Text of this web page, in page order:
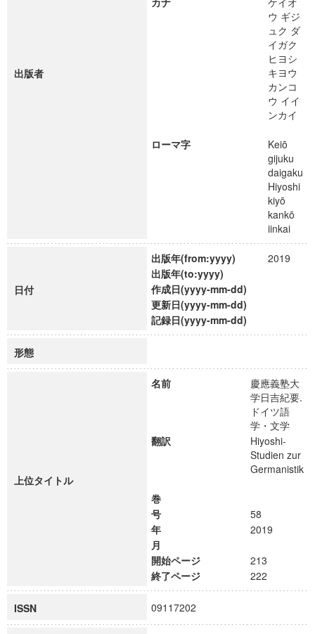
出版者
ウ ギジ
ュク ダ
イガク
ヒヨシ
キヨウ
カンコ
ウ イイ
ンカイ
ローマ字
Keiō
gijuku
daigaku
Hiyoshi
kiyō
kankō
iinkai
日付
出版年(from:yyyy)
2019
出版年(to:yyyy)
作成日(yyyy-mm-dd)
更新日(yyyy-mm-dd)
記録日(yyyy-mm-dd)
形態
上位タイトル
名前
慶應義塾大
学日吉紀要.
ドイツ語
学・文学
翻訳
Hiyoshi-
Studien zur
Germanistik
巻
号
58
年
2019
月
開始ページ
213
終了ページ
222
ISSN 09117202